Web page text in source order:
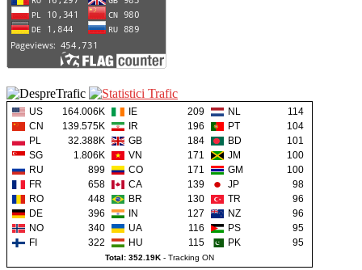
US 164.006K IE 209 NL
114
CN
139.575K IR 196 PT
104
PL
32.388K GB 184 BD
101
SG
1.806K VN 171 JM
100
RU
899 CO 171 GM
100
FR
658 CA 139 JP
98
RO
448 BR 130 TR
96
DE
396 IN 127 NZ
96
NO
340 UA 116 PS
95
FI
322 HU 115 PK 95
Total: 352.19K - Tracking ON